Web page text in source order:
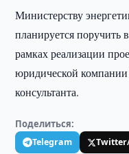
Министерству
планируется поручить
рамках реализации
юридической
консультанта.
Поделиться:
Telegram